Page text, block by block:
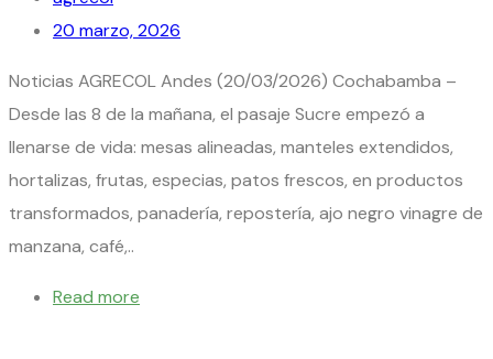
20 marzo, 2026
Noticias AGRECOL Andes (20/03/2026) Cochabamba –
Desde las 8 de la mañana, el pasaje Sucre empezó a
llenarse de vida: mesas alineadas, manteles extendidos,
hortalizas, frutas, especias, patos frescos, en productos
transformados, panadería, repostería, ajo negro vinagre de
manzana, café,..
Read more